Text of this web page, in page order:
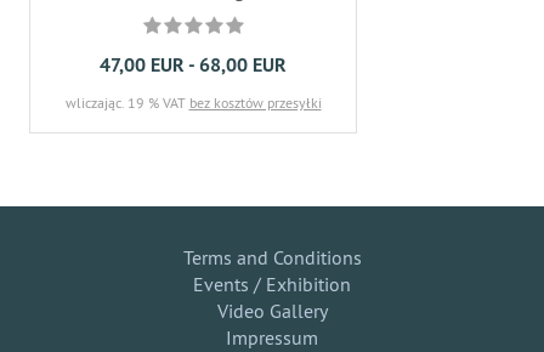
47,00 EUR - 68,00 EUR
wliczając. 19 % VAT bez kosztów przesyłki
Terms and Conditions
Events / Exhibition
Video Gallery
Impressum